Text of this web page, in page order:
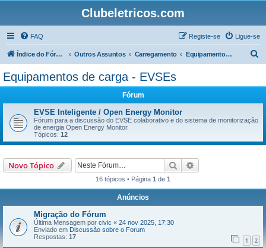
Clubeletricos.com
FAQ Ligue-se
Registe-se
Índice do Fórum Outros Assuntos Carregamento Equipamentos de carga - EVSEs
Equipamentos de carga - EVSEs
Fórum
EVSE Inteligente / Open Energy Monitor
Fórum para a discussão do EVSE colaborativo e do sistema de monitorização
de energia Open Energy Monitor.
Tópicos: 12
Novo Tópico Pesquisar
16 tópicos • Página 1 de 1
Anúncios
Migração do Fórum
Última Mensagem por civic « 24 nov 2025, 17:30
Enviado em Discussão sobre o Forum
Respostas: 17 1 2